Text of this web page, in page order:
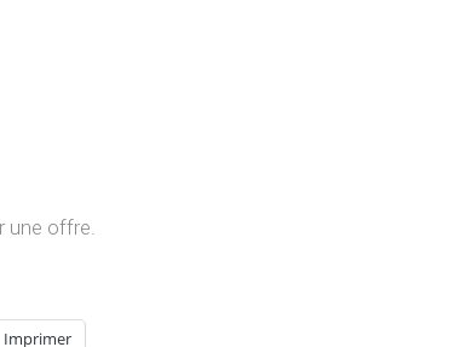
une offre.
Imprimer